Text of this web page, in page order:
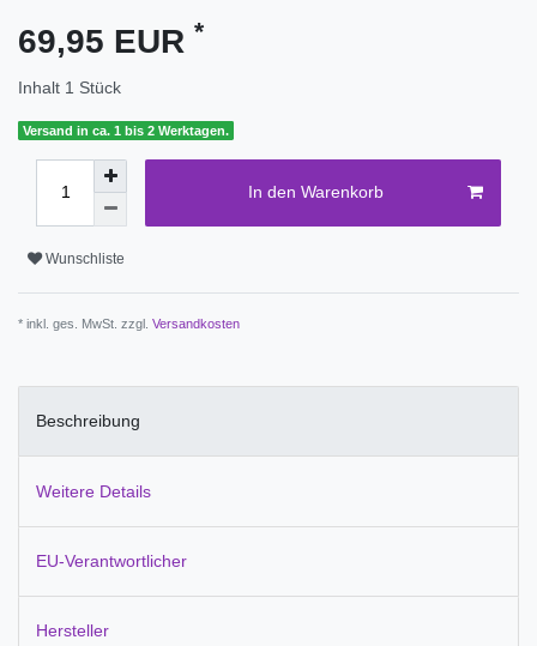
69,95 EUR *
Inhalt 1 Stück
Versand in ca. 1 bis 2 Werktagen.
In den Warenkorb
Wunschliste
* inkl. ges. MwSt. zzgl. Versandkosten
Beschreibung
Weitere Details
EU-Verantwortlicher
Hersteller